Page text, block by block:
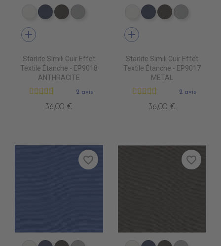
EP9000 BLANC
EP9010 NAVY BLUE
EP9013 CHOCOLAT
EP9007 PERLE
add
Starlite Simili Cuir Effet
Textile Étanche - EP9018
ANTHRACITE
2 avis
36,00 €
EP9000 BLANC
EP9010 NAVY
EP9013EP9007
add
Starlite Simili Cuir Effet
Textile Étanche - EP9017
METAL
2 avis
36,00 €
favorite_border favorite_border